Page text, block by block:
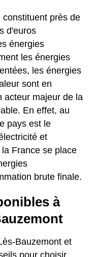
près de
d'euros
énergies
les énergies
les énergies
sont en
acteur majeur de la
En effet, au
pays est le
et
France se place
brute finale.
à
Bauzemont et